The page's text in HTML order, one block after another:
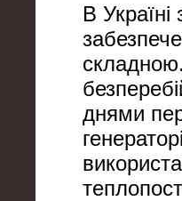
В
днями